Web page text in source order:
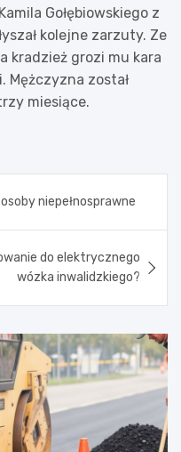
Gołębiowskiego z
kolejne zarzuty. Ze
kradzież grozi mu kara
Mężczyzna został
miesiące.
niepełnosprawne
do elektrycznego
wózka inwalidzkiego?